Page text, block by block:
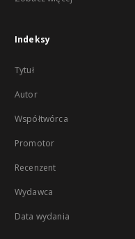
Indeksy
Tytuł
Autor
Współtwórca
Promotor
Recenzent
Wydawca
Data wydania